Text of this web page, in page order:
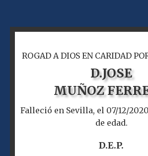
ROGAD A DIOS EN CARIDAD
D.JOSE
MUÑOZ
Falleció en Sevilla, el 07/12/
de edad.
D.E.P.